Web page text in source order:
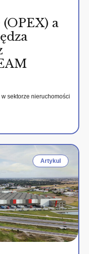
a
sektorze nieruchomości
Artykul